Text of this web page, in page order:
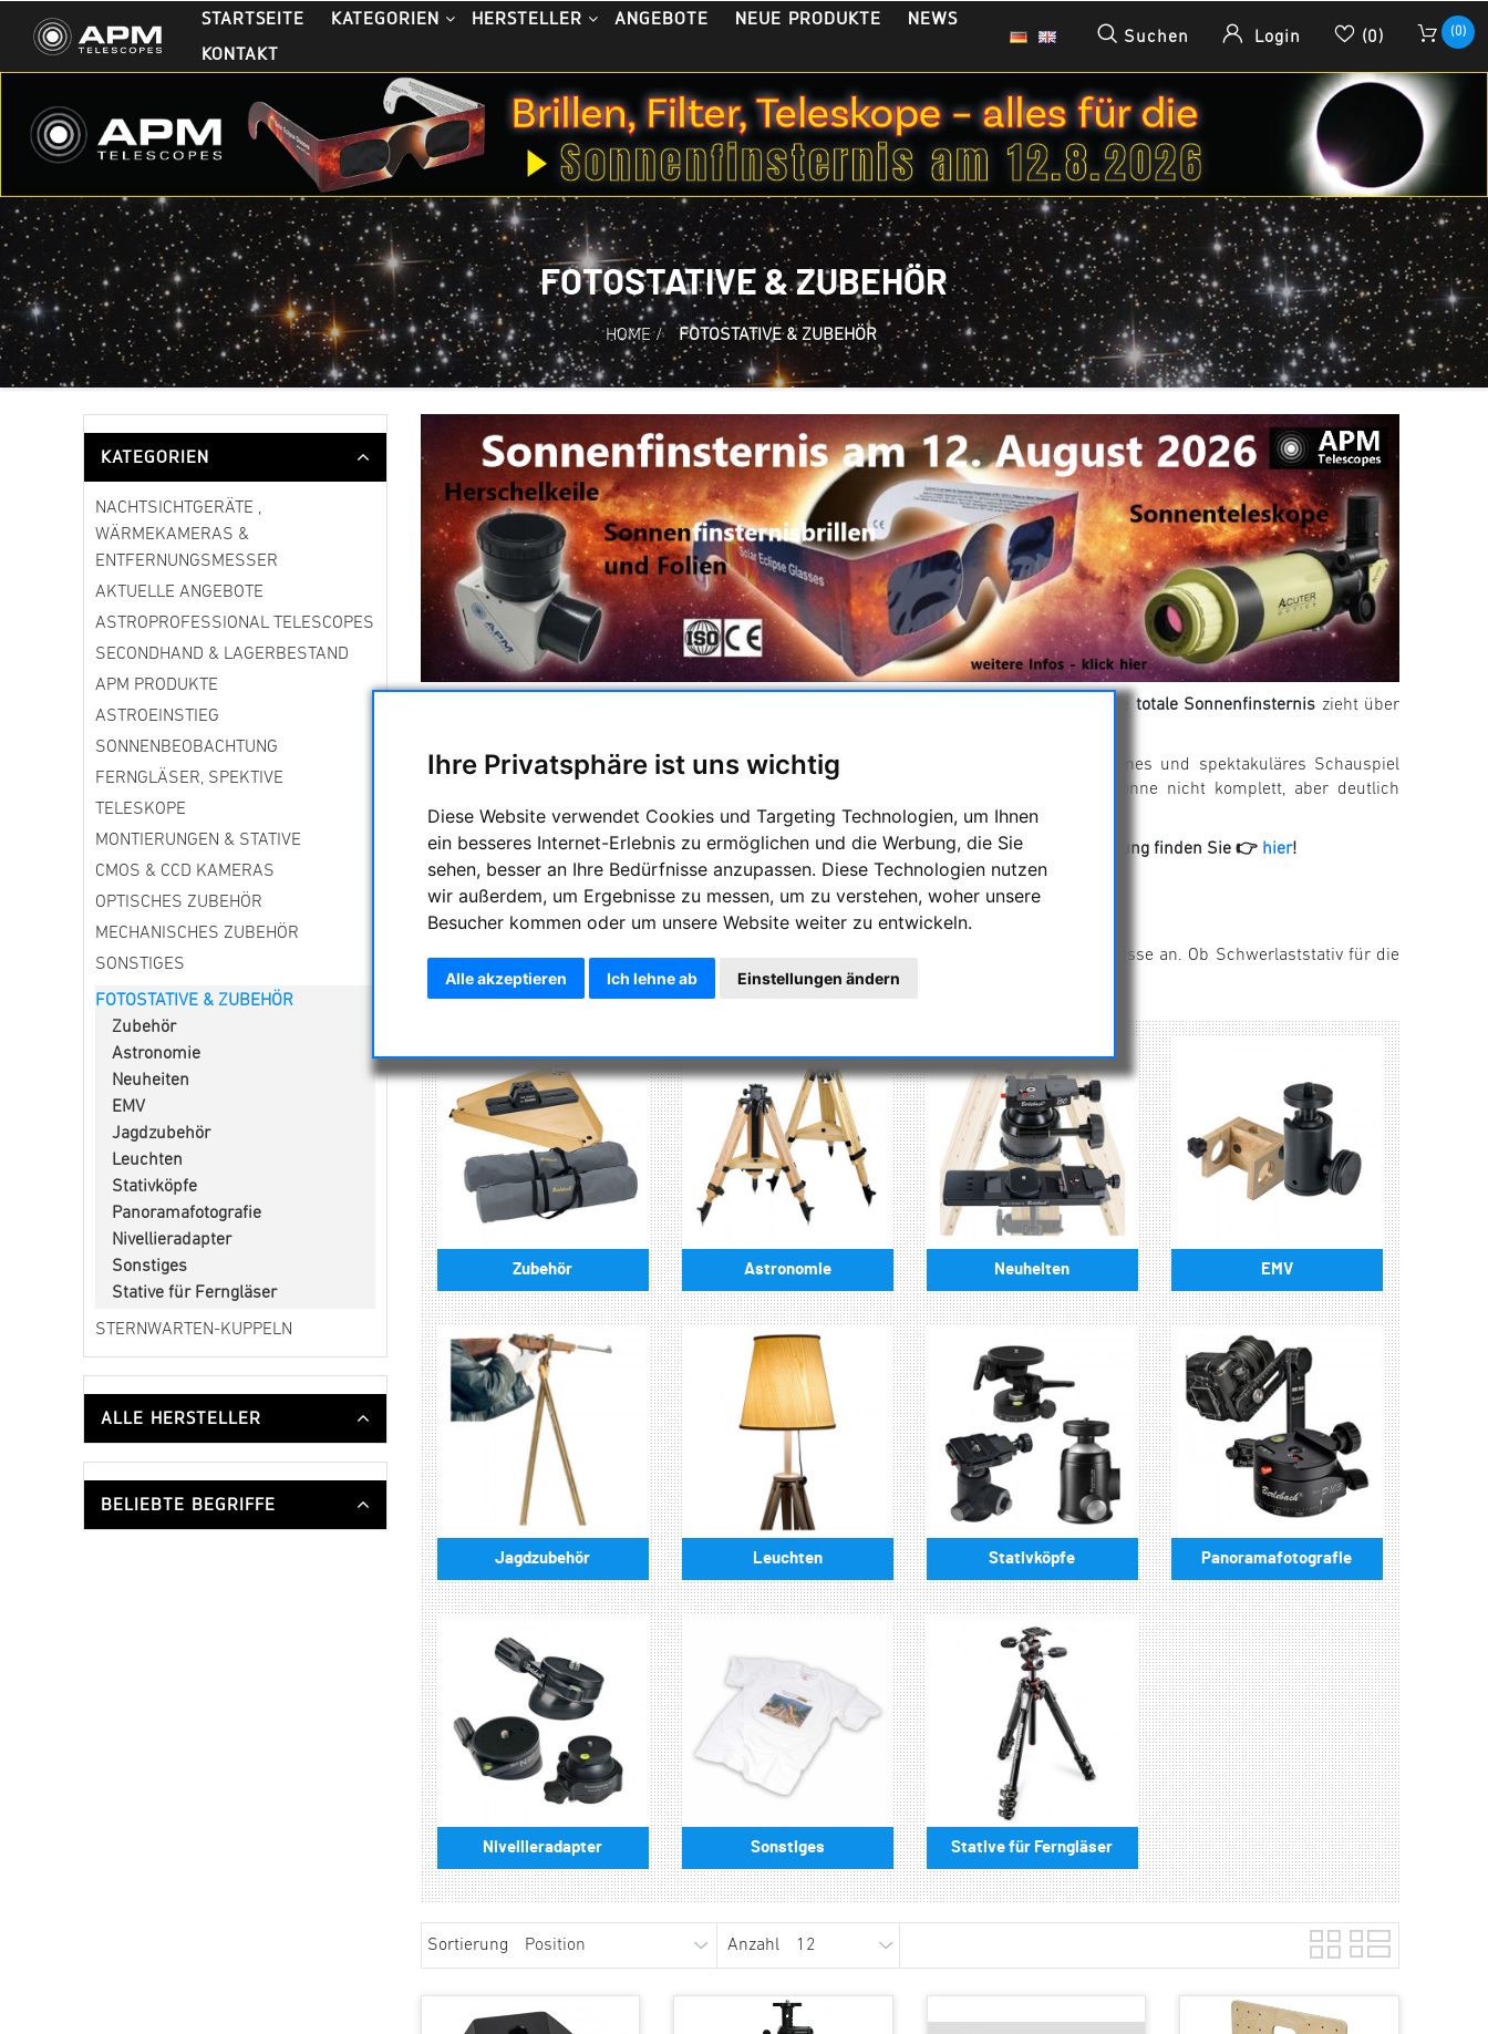
Ihre Privatsphäre ist uns wichtig
Diese Website verwendet Cookies und Targeting Technologien, um Ihnen
ein besseres Internet-Erlebnis zu ermöglichen und die Werbung, die Sie
sehen, besser an Ihre Bedürfnisse anzupassen. Diese Technologien nutzen
wir außerdem, um Ergebnisse zu messen, um zu verstehen, woher unsere
Besucher kommen oder um unsere Website weiter zu entwickeln.
Alle akzeptieren Ich lehne ab Einstellungen ändern
STARTSEITE KATEGORIEN HERSTELLER ANGEBOTE NEUE PRODUKTE
NEWS
KONTAKT
Suchen Login (0) (0)
FOTOSTATIVE & ZUBEHÖR
HOME / FOTOSTATIVE & ZUBEHÖR
KATEGORIEN
NACHTSICHTGERÄTE ,
WÄRMEKAMERAS &
ENTFERNUNGSMESSER
AKTUELLE ANGEBOTE
ASTROPROFESSIONAL TELESCOPES
SECONDHAND & LAGERBESTAND
APM PRODUKTE
ASTROEINSTIEG
SONNENBEOBACHTUNG
FERNGLÄSER, SPEKTIVE
TELESKOPE
MONTIERUNGEN & STATIVE
CMOS & CCD KAMERAS
OPTISCHES ZUBEHÖR
MECHANISCHES ZUBEHÖR
SONSTIGES
FOTOSTATIVE & ZUBEHÖR
Zubehör
Astronomie
Neuheiten
EMV
Jagdzubehör
Leuchten
Stativköpfe
Panoramafotografie
Nivellieradapter
Sonstiges
Stative für Ferngläser
STERNWARTEN-KUPPELN
ALLE HERSTELLER
BELIEBTE BEGRIFFE
totale Sonnenfinsternis zieht über
Hierzulande erleben wir einebeeindruckende partielle Finsternis
, die dennoch ein seltenes und spektakuläres Schauspiel
des Mondes. Dadurch wird die Sonne nicht komplett, aber deutlich
sichtbar "ange­knabbert".
Was braucht man für eine sichere Beobachtung der Sonnenfinsternis? Eine Zusammenstellung finden Sie 👉 hier!
--------------------------------------------------------------------------
Fotostative & Zubehör
Wir bieten Ihnen ein weites Sortiment verschiedener Stative für nahezu jede Belastungsklasse an. Ob Schwerlaststativ für die
Astrofotografie oder transpoatables Wanderstativ, Sie finden hier sicher etwas.
Zubehör Astronomie Neuheiten EMV
Jagdzubehör Leuchten Stativköpfe Panoramafotografie
Nivellieradapter Sonstiges Stative für Ferngläser
Sortierung Anzahl